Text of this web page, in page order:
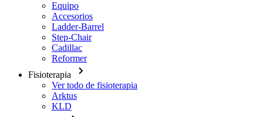
Equipo
Accesorios
Ladder-Barrel
Step-Chair
Cadillac
Reformer
Fisioterapia
Ver todo de fisioterapia
Arktus
KLD